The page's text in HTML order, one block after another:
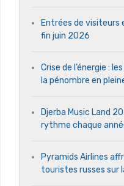
Entrées de visiteurs
fin juin 2026
Crise de l’énergie :
la pénombre en
Djerba Music Land
rythme chaque
Pyramids Airlines
touristes russes sur